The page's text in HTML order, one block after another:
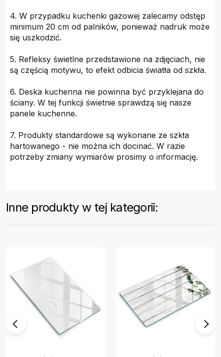
4. W przypadku kuchenki gazowej zalecamy odstęp
minimum 20 cm od palników, ponieważ nadruk może
się uszkodzić.
5. Refleksy świetlne przedstawione na zdjęciach, nie
są częścią motywu, to efekt odbicia światła od szkła.
6. Deska kuchenna nie powinna być przyklejana do
ściany. W tej funkcji świetnie sprawdzą się nasze
panele kuchenne.
7. Produkty standardowe są wykonane ze szkła
hartowanego - nie można ich docinać. W razie
potrzeby zmiany wymiarów prosimy o informację.
Inne produkty w tej kategorii: